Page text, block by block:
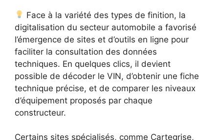
Face à la variété des types de finition, la
digitalisation du secteur automobile a favorisé
l’émergence de sites et d’outils en ligne pour
faciliter la consultation des données
techniques. En quelques clics, il devient
possible de décoder le VIN, d’obtenir une fiche
technique précise, et de comparer les niveaux
d’équipement proposés par chaque
constructeur.
Certains sites spécialisés, comme Cartegrise,